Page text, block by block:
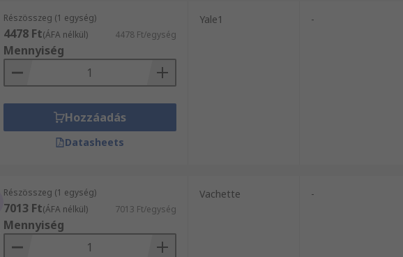
Részösszeg (1 egység)
4478 Ft(ÁFA nélkül) 4478 Ft/egység
Mennyiség
Hozzáadás
Datasheets
Yale1 -
Részösszeg (1 egység)
7013 Ft(ÁFA nélkül) 7013 Ft/egység
Mennyiség
Vachette -